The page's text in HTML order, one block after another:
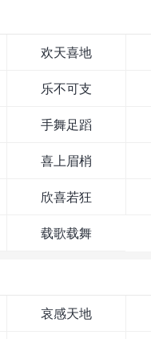
欢天喜地
乐不可支
手舞足蹈
喜上眉梢
欣喜若狂
载歌载舞
哀感天地